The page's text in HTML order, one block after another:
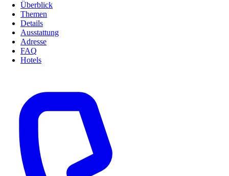
Überblick
Themen
Details
Ausstattung
Adresse
FAQ
Hotels